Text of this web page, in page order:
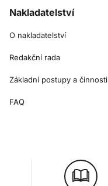
Nakladatelství
O nakladatelství
Redakční rada
Základní postupy a činnosti
FAQ